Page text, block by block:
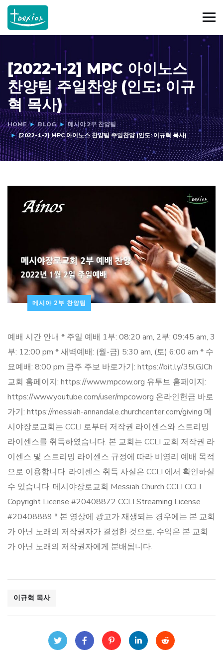
[2022-1-2] MPC 아이노스
찬양팀 주일찬양 (인도: 이규
혁 목사)
HOME BLOG
메시야 2부 찬양팀
[2022-1-2] MPC 아이노스 찬양팀 주일찬양 (인도: 이규혁 목사)
메시야 2부 찬양팀
예배 시간 안내 * 주일 예배 1부: 08:20 am, 2부: 09:45 am, 3
부: 12:00 pm * 새벽예배: (월-금) 5:30 am, (토) 6:00 am * 수
요예배: 8:00 pm 금주 주보 바로가기: https://bit.ly/35lGJCh
교회 홈페이지: https://www.mpcow.org 유투브 홈페이지:
https://www.youtube.com/user/mpcoworg 온라인헌금 바로
가기: https://messiah-annandale.churchcenter.com/giving 메
시야장로교회는 CCLI 로부터 저작권 라이센스와 스트리밍
라이센스를 취득하였습니다. 본 교회는 CCLI 교회 저작권 라
이센스 및 스트리밍 라이센스 규정에 따라 비영리 예배 목적
으로 이용합니다. 라이센스 취득 사실은 CCLI 에서 확인하실
수 있습니다. 메시야장로교회 Messiah Church CCLI CCLI
Copyright License #20408872 CCLI Streaming License
#20408889 * 본 영상에 광고가 재생되는 경우에는 본 교회
가 아닌 노래의 저작권자가 결정한 것으로, 수익은 본 교회
가 아닌 노래의 저작권자에게 분배됩니다.
이규혁 목사